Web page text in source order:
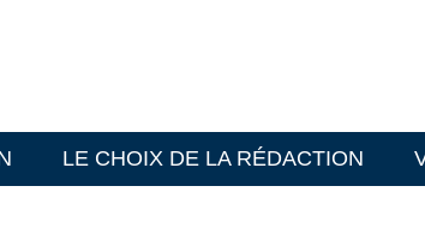
LE CHOIX DE LA RÉDACTION